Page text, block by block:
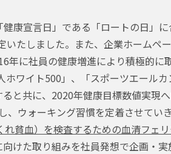
康宣言日」である「ロートの日」
たしました。また、企業ホームペ
に社員の健康増進により積極的に
ワイト500」、「スポーツエール
と共に、2020年健康目標数値実現
し、ウォーキング習慣を定着させてい
れ貧血）を検査するための血清フェ
けた取り組みを社員発想で企画・実